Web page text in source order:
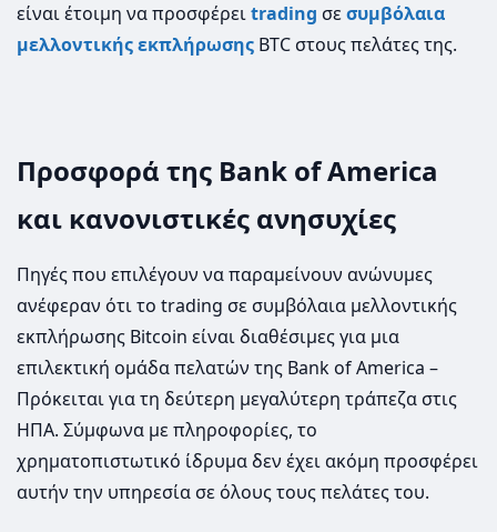
είναι έτοιμη να προσφέρειtrading σεσυμβόλαια
μελλοντικής εκπλήρωσης BTC στους πελάτες της.
Προσφορά της Bank of America
και κανονιστικές ανησυχίες
Πηγές που επιλέγουν να παραμείνουν ανώνυμες
ανέφεραν ότι το trading σε συμβόλαια μελλοντικής
εκπλήρωσης Bitcoin είναι διαθέσιμες για μια
επιλεκτική ομάδα πελατών της Bank of America –
Πρόκειται για τη δεύτερη μεγαλύτερη τράπεζα στις
ΗΠΑ. Σύμφωνα με πληροφορίες, το
χρηματοπιστωτικό ίδρυμα δεν έχει ακόμη προσφέρει
αυτήν την υπηρεσία σε όλους τους πελάτες του.